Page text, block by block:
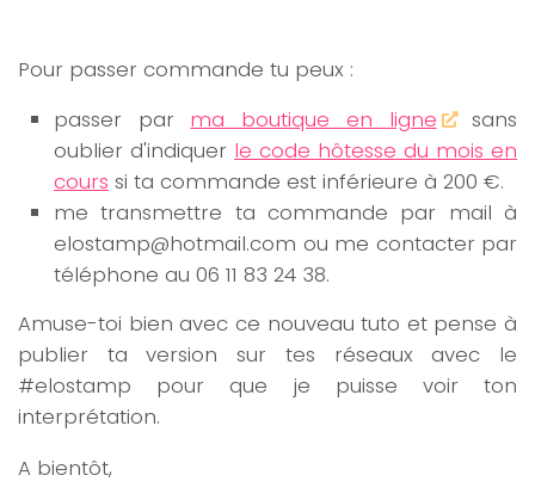
Pour passer commande tu peux :
passer par ma boutique en ligne
sans
oublier d'indiquer le code hôtesse du mois en
cours si ta commande est inférieure à 200 €.
me transmettre ta commande par mail à
elostamp@hotmail.com ou me contacter par
téléphone au 06 11 83 24 38.
Amuse-toi bien avec ce nouveau tuto et pense à
publier ta version sur tes réseaux avec le
#elostamp pour que je puisse voir ton
interprétation.
A bientôt,